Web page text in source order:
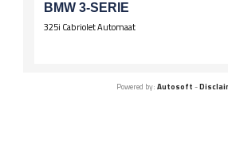
BMW 3-SERIE
325i Cabriolet Automaat
Powered by: Autosoft -